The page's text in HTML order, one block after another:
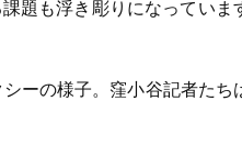
題も浮き彫りになっていま
ーの様子。窪小谷記者たち